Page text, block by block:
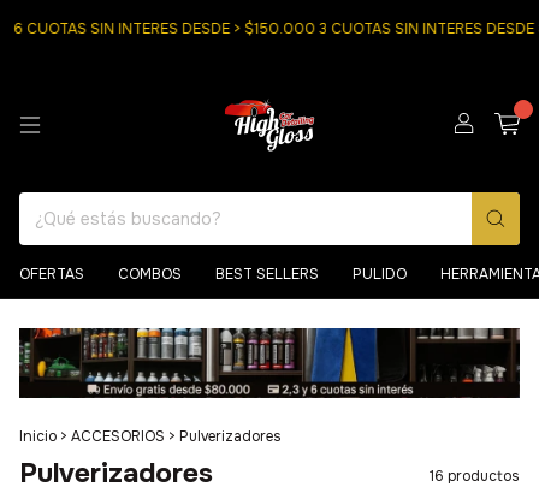
SIN INTERES DESDE > $150.000 3 CUOTAS SIN INTERES DESDE
OFERTAS COMBOS BEST SELLERS PULIDO
Inicio > ACCESORIOS > Pulverizadores
Pulverizadores
16 productos